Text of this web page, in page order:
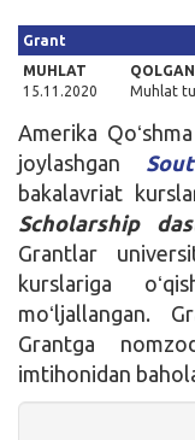
Grant
MUHLAT
15.11.2020
Muhlat
Amerika
joylashgan
bakalavriat
Scholarship
Grantlar
kurslariga
moʻljallangan.
Grantga
imtihonidan